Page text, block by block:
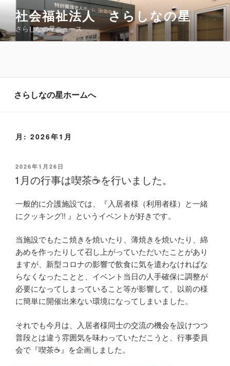
テ
ン
社会福祉法人 さらしなの星
さらしなの星ニュース
さらしなの星ホームへ
月: 2026年1月
投
稿
日:
2026年1月26日
1月の行事は喫茶☕を行いました。
一般的に介護施設では、『入居者様（利用者様）と一緒
にクッキング!! 』というイベントが好きです。
当施設でもたこ焼きを焼いたり、薄焼きを焼いたり、綿
あめを作ったりして召し上がっていただいたことがあり
ますが、新型コロナの影響で飲食に気を遣わなければな
らなくなったことと、イベント当日の人手確保に調整が
必要になってしまっていること等が影響して、以前の様
に簡単に開催出来ない環境になってしまいました。
それでも今月は、入居者様同士の交流の機会を設けつつ
普段とは違う雰囲気を味わっていただこうと、行事委員
会で『喫茶☕』を企画しました。